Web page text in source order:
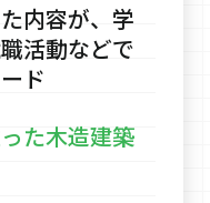
内容が、学
活動などで
ド
た木造建築